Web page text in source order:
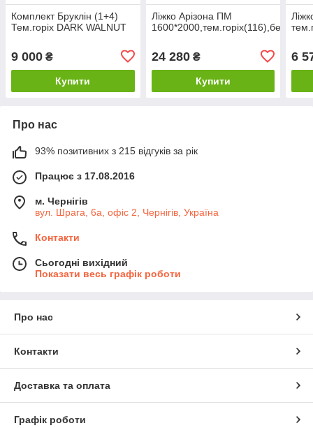
Комплект Бруклін (1+4)
Тем.горіх DARK WALNUT
9 000 ₴
Купити
Ліжко Арізона ПМ
1600*2000,тем.горіх(116),беат03
24 280₴
Купити
6
Про нас
93% позитивних з 215 відгуків за рік
Працює з 17.08.2016
м. Чернігів
вул. Шрага, 6а, офіс 2, Чернігів, Україна
Контакти
Сьогодні вихідний
Показати весь графік роботи
Про нас
Контакти
Доставка та оплата
Графік роботи